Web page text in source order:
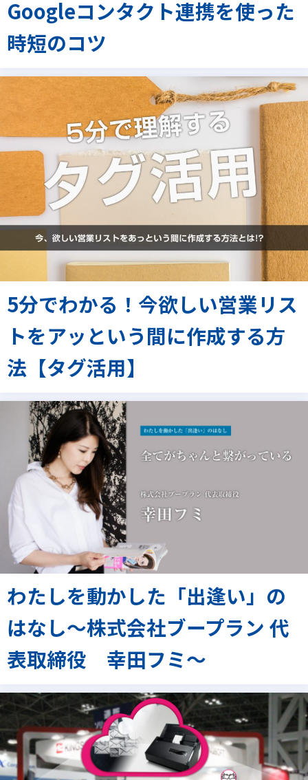
Googleコンタクト連携を使った
時短のコツ
5分でわかる！今欲しい営業リス
トをアッという間に作成する方
法【タグ活用】
わたしを動かした「出逢い」の
はなし～株式会社ブープラン 代
表取締役 幸田フミ～